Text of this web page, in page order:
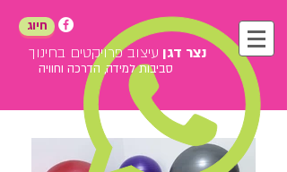
חיוג
נצר דגן עיצוב פרויקטים בחינוך
סביבות למידה, הדרכה וחוויה